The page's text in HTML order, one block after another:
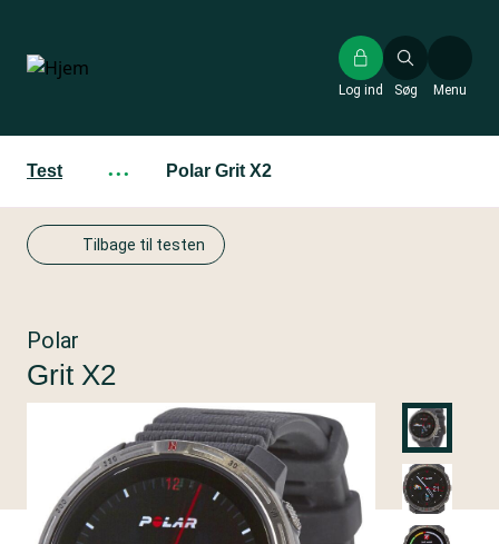
hovedindhold
Søg
Log ind Menu
Test ··· Polar Grit X2
Tilbage til testen
Polar
Grit X2